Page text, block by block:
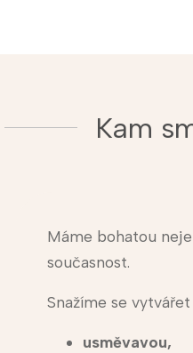
Kam
Máme bohatou
současnost.
Snažíme se vytvářet
usměvavou,